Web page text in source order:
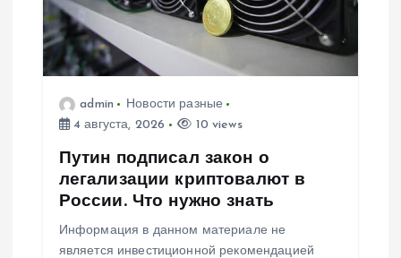
admin
Новости разные
4 августа, 2026
10 views
Путин подписал закон о
легализации криптовалют в
России. Что нужно знать
Информация в данном материале не
является инвестиционной рекомендацией